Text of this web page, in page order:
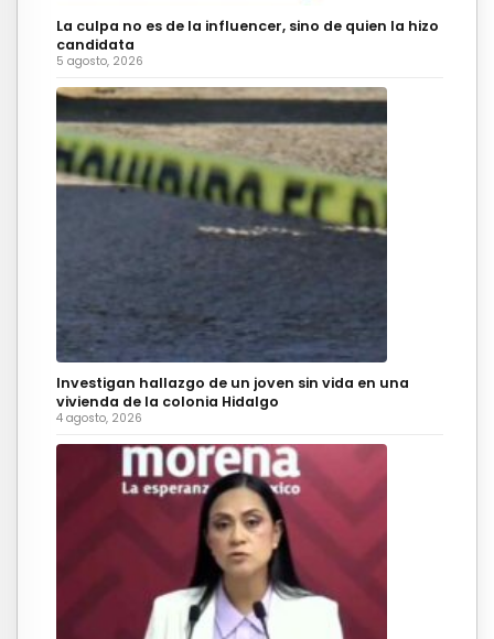
La culpa no es de la influencer, sino de quien la hizo
candidata
5 agosto, 2026
Investigan hallazgo de un joven sin vida en una
vivienda de la colonia Hidalgo
4 agosto, 2026